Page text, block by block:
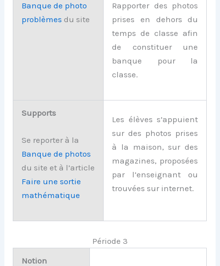
Banque de photo
problèmes du site
Rapporter des photos
prises en dehors du
temps de classe afin
de constituer une
banque pour la
classe.
Supports
Se reporter à la
Banque de photos
du site et à l’article
Faire une sortie
mathématique
Les élèves s’appuient
sur des photos prises
à la maison, sur des
magazines, proposées
par l’enseignant ou
trouvées sur internet.
Période 3
Notion